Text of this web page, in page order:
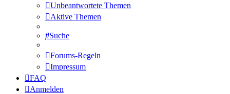
Unbeantwortete Themen
Aktive Themen
Suche
Forums-Regeln
Impressum
FAQ
Anmelden